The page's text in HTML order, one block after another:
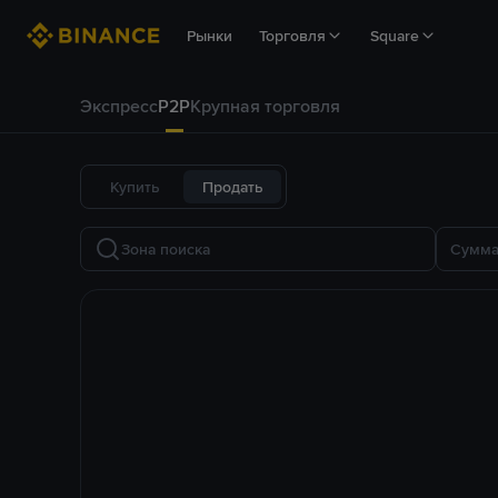
Рынки Торговля Square
ЭкспрессP2PКрупная торговля
Купить Продать